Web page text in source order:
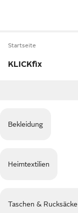
Startseite
KLICKfix
Bekleidung
Heimtextilien
Taschen & Rucksäcke